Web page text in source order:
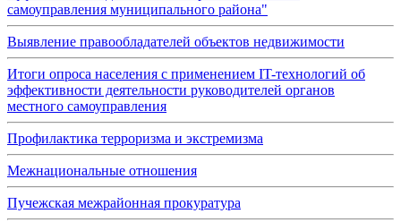
самоуправления муниципального района"
Выявление правообладателей объектов недвижимости
Итоги опроса населения с применением IT-технологий об
эффективности деятельности руководителей органов
местного самоуправления
Профилактика терроризма и экстремизма
Межнациональные отношения
Пучежская межрайонная прокуратура